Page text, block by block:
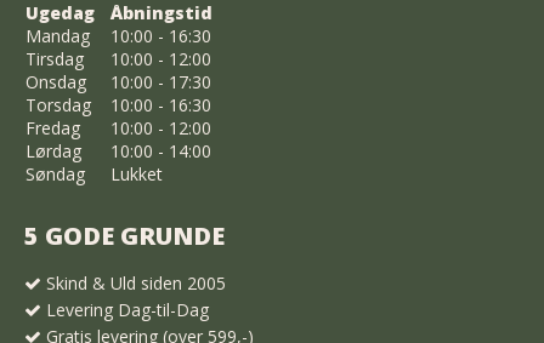
Ugedag
Åbningstid
Mandag
10:00 - 16:30
Tirsdag
10:00 - 12:00
Onsdag
10:00 - 17:30
Torsdag
10:00 - 16:30
Fredag
10:00 - 12:00
Lørdag
10:00 - 14:00
Søndag
Lukket
5 GODE GRUNDE
Skind & Uld siden 2005
Levering Dag-til-Dag
Gratis levering (over 599,-)